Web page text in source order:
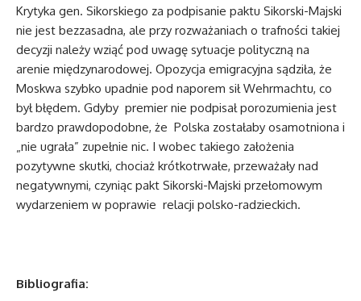
Krytyka gen. Sikorskiego za podpisanie paktu Sikorski-Majski
nie jest bezzasadna, ale przy rozważaniach o trafności takiej
decyzji należy wziąć pod uwagę sytuacje polityczną na
arenie międzynarodowej. Opozycja emigracyjna sądziła, że
Moskwa szybko upadnie pod naporem sił Wehrmachtu, co
był błędem. Gdyby premier nie podpisał porozumienia jest
bardzo prawdopodobne, że Polska zostałaby osamotniona i
„nie ugrała” zupełnie nic. I wobec takiego założenia
pozytywne skutki, chociaż krótkotrwałe, przeważały nad
negatywnymi, czyniąc pakt Sikorski-Majski przełomowym
wydarzeniem w poprawie relacji polsko-radzieckich.
Bibliografia: